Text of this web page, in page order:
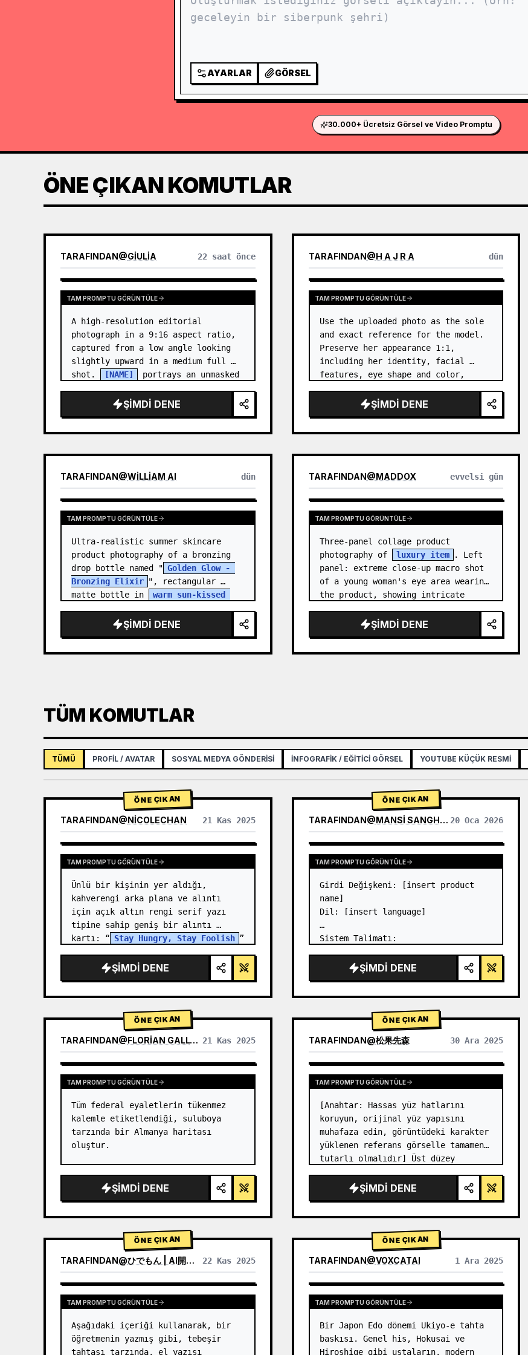
AYARLAR GÖRSEL
30.000+ Ücretsiz Görsel ve Video Promptu
ÖNE ÇIKAN KOMUTLAR
TARAFINDAN@GIULIA 22 saat önce
TAM PROMPTU GÖRÜNTÜLE
A high-resolution editorial
photograph in a 9:16 aspect ratio,
captured from a low angle looking
slightly upward in a medium full
shot.
[NAME]
portrays an unmasked
in a low, heroic la…
ŞIMDI DENE
TARAFINDAN@H A J R A dün
TAM PROMPTU GÖRÜNTÜLE
Use the uploaded photo as the sole
and exact reference for the model.
Preserve her appearance 1:1,
including her identity, facial
features, eye shape and color,
proportions, hair, its length,
volume, texture, facial expressi…
ŞIMDI DENE
TARAFINDAN@WILLIAM AI dün
TAM PROMPTU GÖRÜNTÜLE
Ultra-realistic summer skincare
product photography of a bronzing
drop bottle named " Golden Glow -
Bronzing Elixir ", rectangular
matte bottle in
warm sun-kissed
ŞIMDI DENE
TARAFINDAN@MADDOX evvelsi gün
TAM PROMPTU GÖRÜNTÜLE
Three-panel collage product
photography of
luxury item
. Left
panel: extreme close-up macro shot
of a young woman's eye area wearing
the product, showing intricate
natural skin tone, shallow…
ŞIMDI DENE
TÜM KOMUTLAR
TÜMÜ PROFIL / AVATAR SOSYAL MEDYA GÖNDERISI İNFOGRAFIK / EĞITICI GÖRSEL YOUTUBE KÜÇÜK RESMI
ÖNE ÇIKAN
TARAFINDAN@NICOLECHAN 21 Kas 2025
DIĞER MODELLERIN SONUÇLARINI GÖRÜNTÜLE
TAM PROMPTU GÖRÜNTÜLE
Ünlü bir kişinin yer aldığı,
kahverengi arka plana ve alıntı
için açık altın rengi serif yazı
tipine sahip geniş bir alıntı
kartı: “ Stay Hungry, Stay Foolish ”
name="author" default="Stev…
ŞIMDI DENE
ÖNE ÇIKAN
TARAFINDAN@MANSI SANGHANI 20 Oca 2026
DIĞER MODELLERIN SONUÇLARINI GÖRÜNTÜLE
TAM PROMPTU GÖRÜNTÜLE
Girdi Değişkeni: [insert product
name]
Dil: [insert language]
Sistem Talimatı:
kartlar yalnızca metin başlıklarını
gösterir) birinci sınıf likit cam
1) Ürün Analizi:
ŞIMDI DENE
ÖNE ÇIKAN
TARAFINDAN@FLORIAN GALLWITZ 21 Kas 2025
TAM PROMPTU GÖRÜNTÜLE
Tüm federal eyaletlerin tükenmez
kalemle etiketlendiği, suluboya
tarzında bir Almanya haritası
oluştur.
ŞIMDI DENE
ÖNE ÇIKAN
TARAFINDAN@松果先森 30 Ara 2025
TAM PROMPTU GÖRÜNTÜLE
[Anahtar: Hassas yüz hatlarını
koruyun, orijinal yüz yapısını
muhafaza edin, görüntüdeki karakter
yüklenen referans görselle tamamen
tutarlı olmalıdır] Üst düzey
fotoğrafı. Sol üst panel (Lacivert
arka plan): Karakter, altın düğmel…
ŞIMDI DENE
ÖNE ÇIKAN
TARAFINDAN@ひでもん | AI開発@ニュース発信 22 Kas 2025
DIĞER MODELLERIN SONUÇLARINI GÖRÜNTÜLE
TAM PROMPTU GÖRÜNTÜLE
Aşağıdaki içeriği kullanarak, bir
öğretmenin yazmış gibi, tebeşir
tahtası tarzında, el yazısı
ÖNE ÇIKAN
TARAFINDAN@VOXCATAI 1 Ara 2025
TAM PROMPTU GÖRÜNTÜLE
Bir Japon Edo dönemi Ukiyo-e tahta
baskısı. Genel his, Hokusai ve
Hiroshige gibi ustaların, modern